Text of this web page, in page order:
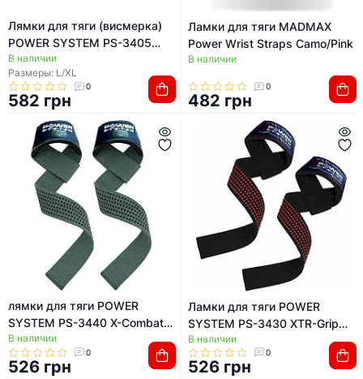
Лямки для тяги (висмерка)
POWER SYSTEM PS-3405
Figure 8 Black/Red
В наличии
Размеры: L/XL
0
582 грн
Ламки для тяги MADMAX
Power Wrist Straps Camo/Pink
В наличии
0
482 грн
лямки для тяги POWER
SYSTEM PS-3440 X-Combat
Green
В наличии
0
526 грн
Ламки для тяги POWER
SYSTEM PS-3430 XTR-Grip
Straps Black/Red
В наличии
0
526 грн